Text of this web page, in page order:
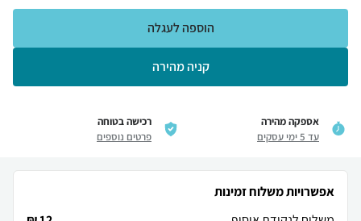
קניה מהירה
הוספה לעגלה
אספקה מהירה
עד 5 ימי עסקים
רכישה בטוחה
פרטים נוספים
אפשרויות משלוח זמינות